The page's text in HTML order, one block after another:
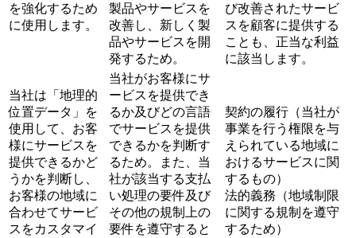
を強化するため
に使用します。
製品やサービスを
改善し、新しく製
品やサービスを開
発するため。
び改善されたサービ
スを顧客に提供する
ことも、正当な利益
に該当します。
当社は「地理的
位置データ」を
使用して、お客
様にサービスを
提供できるかど
うかを判断し、
お客様の地域に
合わせてサービ
スをカスタマイ
当社がお客様にサ
ービスを提供でき
るか及びどの言語
でサービスを提供
できるかを判断す
るため。また、当
社が該当する支払
い処理の要件及び
その他の規制上の
要件を遵守すると
契約の履行（当社が
事業を行う権限を与
えられている地域に
おけるサービスに関
するもの）
法的義務（地域制限
に関する規制を遵守
するため）